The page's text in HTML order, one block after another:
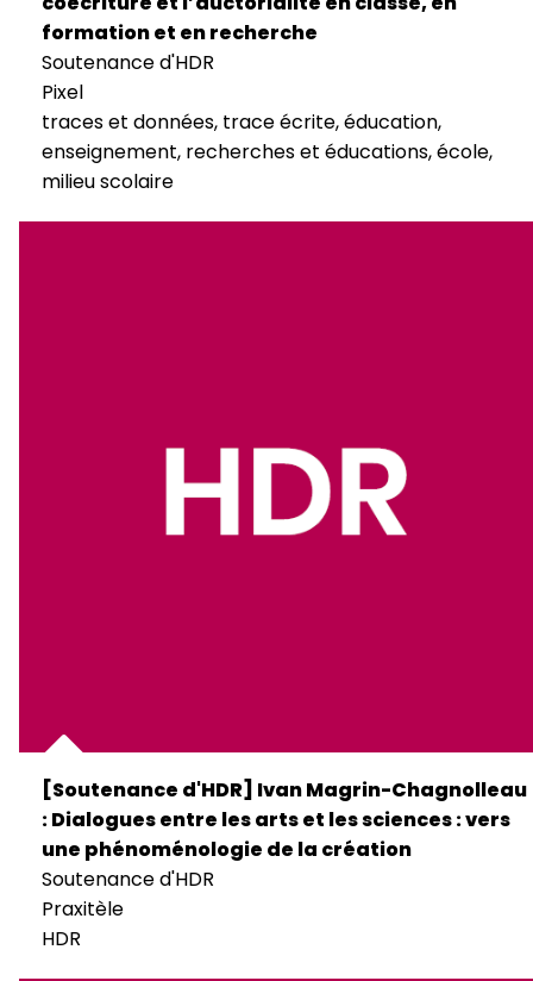
formation et en recherche
Soutenance d'HDR
Pixel
traces et données, trace écrite, éducation,
enseignement, recherches et éducations, école,
milieu scolaire
[Soutenance d'HDR] Ivan Magrin-Chagnolleau
: Dialogues entre les arts et les sciences : vers
une phénoménologie de la création
Soutenance d'HDR
Praxitèle
HDR